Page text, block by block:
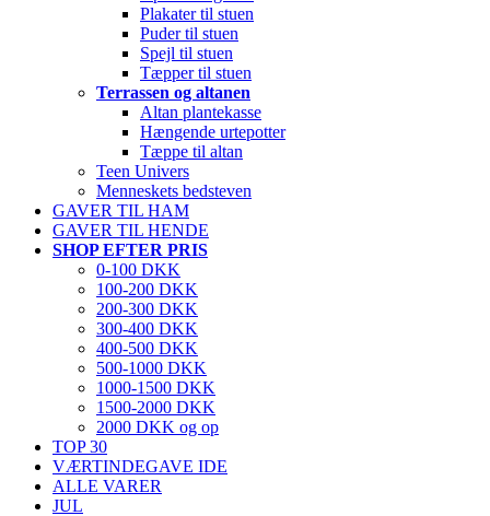
Plakater til stuen
Puder til stuen
Spejl til stuen
Tæpper til stuen
Terrassen og altanen
Altan plantekasse
Hængende urtepotter
Tæppe til altan
Teen Univers
Menneskets bedsteven
GAVER TIL HAM
GAVER TIL HENDE
SHOP EFTER PRIS
0-100 DKK
100-200 DKK
200-300 DKK
300-400 DKK
400-500 DKK
500-1000 DKK
1000-1500 DKK
1500-2000 DKK
2000 DKK og op
TOP 30
VÆRTINDEGAVE IDE
ALLE VARER
JUL